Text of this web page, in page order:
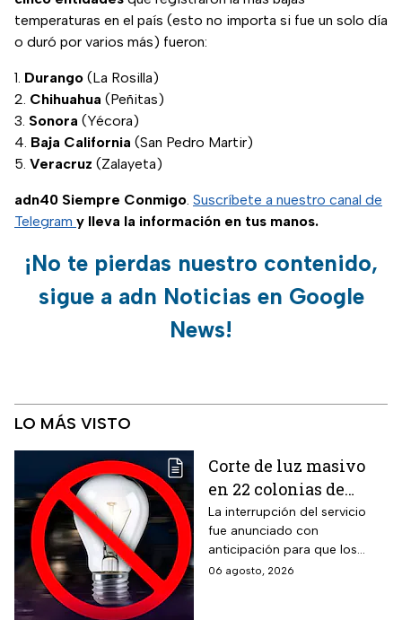
temperaturas en el país (esto no importa si fue un solo día
o duró por varios más) fueron:
Durango (La Rosilla)
Chihuahua (Peñitas)
Sonora (Yécora)
Baja California (San Pedro Martir)
Veracruz (Zalayeta)
adn40 Siempre Conmigo. Suscríbete a nuestro canal de
Telegram y lleva la información en tus manos.
¡No te pierdas nuestro contenido,
sigue a adn Noticias en Google
News!
LO MÁS VISTO
Corte de luz masivo
en 22 colonias de
México; zonas
afectadas hoy 7 de
agosto
La interrupción del servicio
fue anunciado con
anticipación para que los
usuarios puedan tomar las
06 agosto, 2026